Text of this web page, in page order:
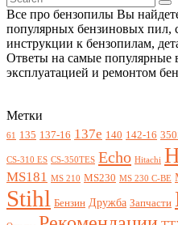
Все про бензопилы Вы
популярных бензиновых пил,
инструкции к бензопилам,
Ответы на самые популярные
эксплуатацией и ремонтом
Метки
61 135 137-16 137e 140 142-16
CS-310 ES CS-350TES Echo Hitachi
MS181 MS 210 MS230 MS 230 C-BE
Stihl Бензин Дружба Запчасти